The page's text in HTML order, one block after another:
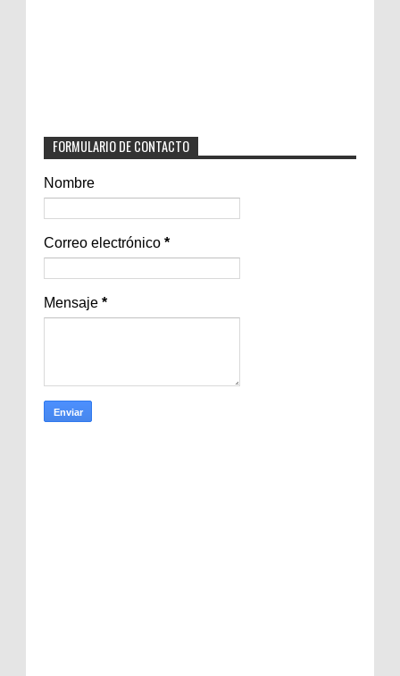
FORMULARIO DE CONTACTO
Nombre
Correo electrónico *
Mensaje *